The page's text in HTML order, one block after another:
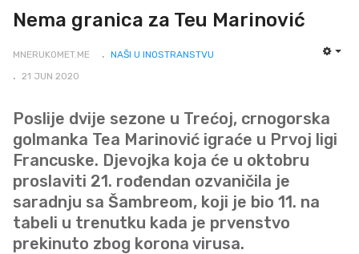
Nema granica za Teu Marinović
MNERUKOMET.ME
NAŠI U INOSTRANSTVU
21 JUN 2020
Poslije dvije sezone u Trećoj, crnogorska
golmanka Tea Marinović igraće u Prvoj ligi
Francuske. Djevojka koja će u oktobru
proslaviti 21. rođendan ozvaničila je
saradnju sa Šambreom, koji je bio 11. na
tabeli u trenutku kada je prvenstvo
prekinuto zbog korona virusa.